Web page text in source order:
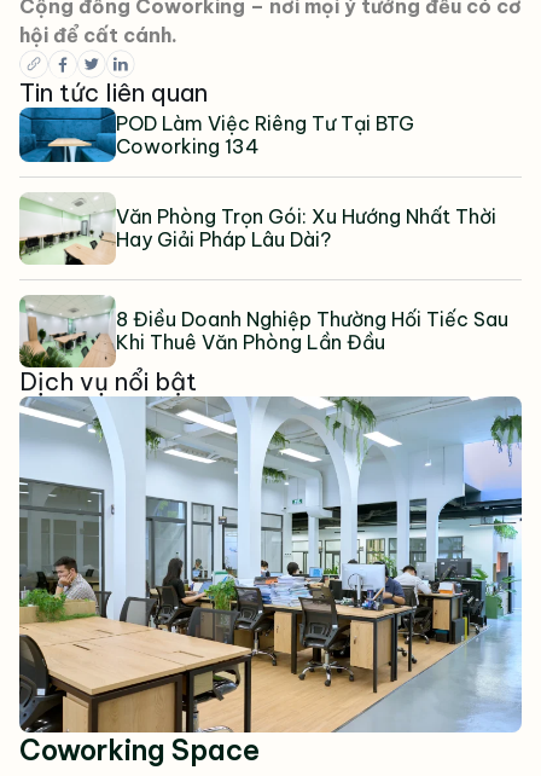
Cộng đồng Coworking – nơi mọi ý tưởng đều có cơ
hội để cất cánh.
Tin tức liên quan
POD Làm Việc Riêng Tư Tại BTG
Coworking 134
Văn Phòng Trọn Gói: Xu Hướng Nhất Thời
Hay Giải Pháp Lâu Dài?
8 Điều Doanh Nghiệp Thường Hối Tiếc Sau
Khi Thuê Văn Phòng Lần Đầu
Dịch vụ nổi bật
Coworking Space